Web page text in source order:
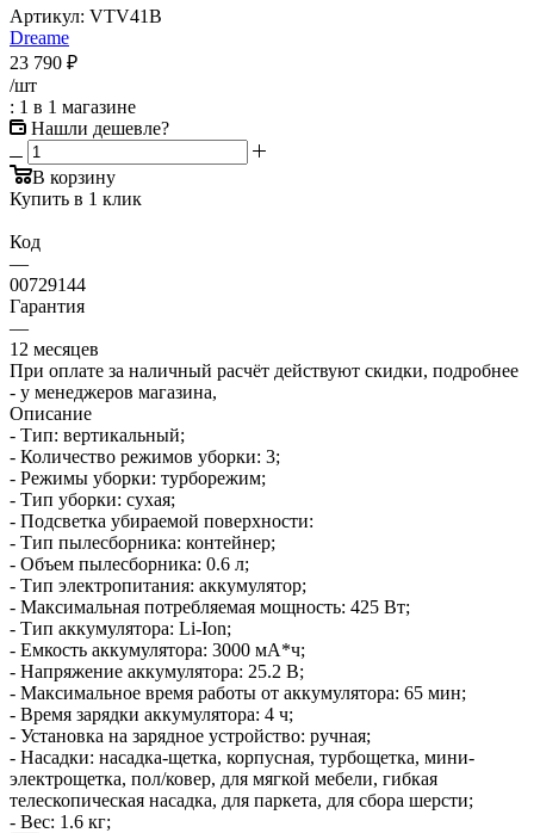
Артикул: VTV41B
Dreame
23 790 ₽
/шт
: 1 в 1 магазине
Нашли дешевле?
В корзину
Купить в 1 клик
Код
—
00729144
Гарантия
—
12 месяцев
При оплате за наличный расчёт действуют скидки, подробнее
- у менеджеров магазина,
Описание
- Тип: вертикальный;
- Количество режимов уборки: 3;
- Режимы уборки: турборежим;
- Тип уборки: сухая;
- Подсветка убираемой поверхности:
- Тип пылесборника: контейнер;
- Объем пылесборника: 0.6 л;
- Тип электропитания: аккумулятор;
- Максимальная потребляемая мощность: 425 Вт;
- Тип аккумулятора: Li-Ion;
- Емкость аккумулятора: 3000 мА*ч;
- Напряжение аккумулятора: 25.2 В;
- Максимальное время работы от аккумулятора: 65 мин;
- Время зарядки аккумулятора: 4 ч;
- Установка на зарядное устройство: ручная;
- Насадки: насадка-щетка, корпусная, турбощетка, мини-
электрощетка, пол/ковер, для мягкой мебели, гибкая
телескопическая насадка, для паркета, для сбора шерсти;
- Вес: 1.6 кг;